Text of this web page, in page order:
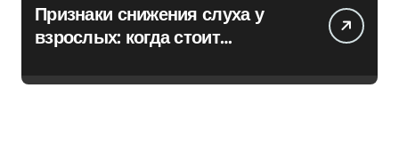
Признаки снижения слуха у
взрослых: когда стоит